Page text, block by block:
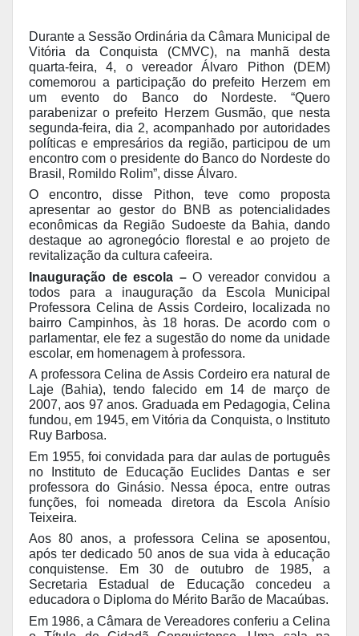
Durante a Sessão Ordinária da Câmara Municipal de
Vitória da Conquista (CMVC), na manhã desta
quarta-feira, 4, o vereador Álvaro Pithon (DEM)
comemorou a participação do prefeito Herzem em
um evento do Banco do Nordeste. “Quero
parabenizar o prefeito Herzem Gusmão, que nesta
segunda-feira, dia 2, acompanhado por autoridades
políticas e empresários da região, participou de um
encontro com o presidente do Banco do Nordeste do
Brasil, Romildo Rolim”, disse Álvaro.
O encontro, disse Pithon, teve como proposta
apresentar ao gestor do BNB as potencialidades
econômicas da Região Sudoeste da Bahia, dando
destaque ao agronegócio florestal e ao projeto de
revitalização da cultura cafeeira.
Inauguração de escola –O vereador convidou a
todos para a inauguração da Escola Municipal
Professora Celina de Assis Cordeiro, localizada no
bairro Campinhos, às 18 horas. De acordo com o
parlamentar, ele fez a sugestão do nome da unidade
escolar, em homenagem à professora.
A professora Celina de Assis Cordeiro era natural de
Laje (Bahia), tendo falecido em 14 de março de
2007, aos 97 anos. Graduada em Pedagogia, Celina
fundou, em 1945, em Vitória da Conquista, o Instituto
Ruy Barbosa.
Em 1955, foi convidada para dar aulas de português
no Instituto de Educação Euclides Dantas e ser
professora do Ginásio. Nessa época, entre outras
funções, foi nomeada diretora da Escola Anísio
Teixeira.
Aos 80 anos, a professora Celina se aposentou,
após ter dedicado 50 anos de sua vida à educação
conquistense. Em 30 de outubro de 1985, a
Secretaria Estadual de Educação concedeu a
educadora o Diploma do Mérito Barão de Macaúbas.
Em 1986, a Câmara de Vereadores conferiu a Celina